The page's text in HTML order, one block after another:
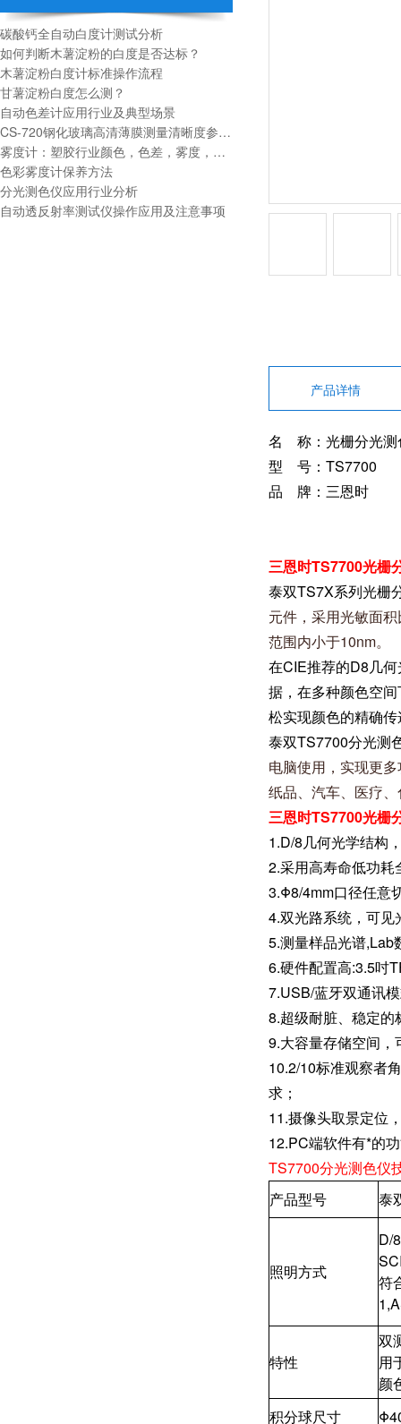
碳酸钙全自动白度计测试分析
如何判断木薯淀粉的白度是否达标？
木薯淀粉白度计标准操作流程
甘薯淀粉白度怎么测？
自动色差计应用行业及典型场景
CS-720钢化玻璃高清薄膜测量清晰度参数分析
雾度计：塑胶行业颜色，色差，雾度，透过率测量指标
色彩雾度计保养方法
分光测色仪应用行业分析
自动透反射率测试仪操作应用及注意事项
产品详情
名 称：光栅分光测
型 号：TS7700
品 牌：三恩时
三恩时TS7700光栅
泰双TS7X系列光栅
元件，采用光敏面
范围内小于10nm。
在CIE推荐的D8几
据，在多种颜色空
松实现颜色的精确
泰双TS7700分光测
电脑使用，实现更
纸品、汽车、医疗
三恩时TS7700光栅
1.D/8几何光学结构
2.采用高寿命低功
3.Φ8/4mm口径任意
4.双光路系统，可
5.测量样品光谱,Lab
6.硬件配置高:3.5吋
7.USB/蓝牙双通讯
8.超级耐脏、稳定的
9.大容量存储空间
10.2/10标准观察者
求；
11.摄像头取景定位
12.PC端软件有*的
TS7700分光测色仪
产品型号
泰
照明方式
D/
符
特性
双
用
颜
积分球尺寸